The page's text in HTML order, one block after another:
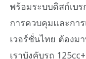
พร้อมระบบดิสก์เบ
การควบคุมและกา
เวอร์ชั่นไทย ต้องม
เราบังคับรถ